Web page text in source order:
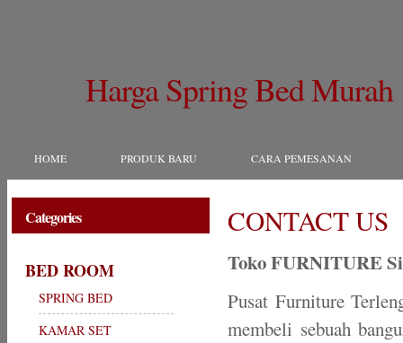
Harga Spring Bed Murah
HOME PRODUK BARU CARA PEMESANAN
Categories
BED ROOM
SPRING BED
KAMAR SET
CONTACT US
Toko FURNITURE
Pusat Furniture
membeli sebuah